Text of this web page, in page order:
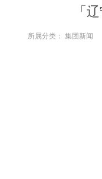
「
所属分类： 集团新闻